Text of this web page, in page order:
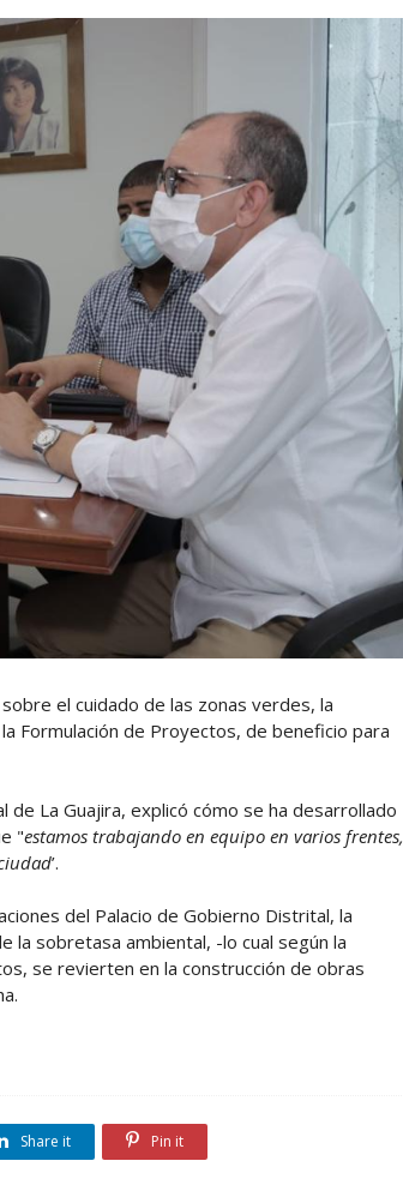
el cuidado de las zonas verdes, la
Formulación de Proyectos, de beneficio para
de La Guajira, explicó cómo se ha desarrollado
"estamos trabajando en equipo en varios frentes,
’.
del Palacio de Gobierno Distrital, la
sobretasa ambiental, -lo cual según la
se revierten en la construcción de obras
Share it Pin it